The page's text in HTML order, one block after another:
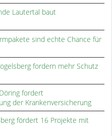
Lautertal baut
sind echte Chance für
fordern mehr Schutz
fordert
der Krankenversicherung
fördert 16 Projekte mit